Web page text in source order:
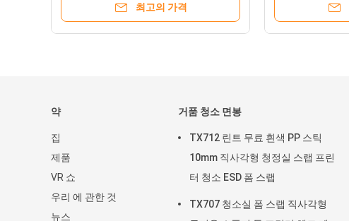
최고의 가격
약
집
제품
VR 쇼
우리 에 관한 것
뉴스
거품 청소 면봉
TX712 린트 무료 흰색 PP 스틱
10mm 직사각형 청정실 스랩 프린
터 청소 ESD 폼 스랩
TX707 청소실 폼 스랩 직사각형